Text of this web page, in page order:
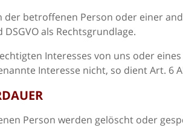
der betroffenen Person oder einer
als Rechtsgrundlage.
Interesses von uns oder
Interesse nicht, so dient Art. 6
Person werden gelöscht oder